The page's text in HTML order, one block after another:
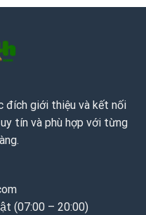
đích giới thiệu và kết nối
tín và phù hợp với từng
(07:00 – 20:00)